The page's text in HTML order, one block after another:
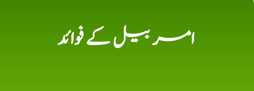
امر بیل کے فوائد